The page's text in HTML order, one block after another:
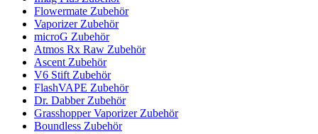
Flowermate Zubehör
Vaporizer Zubehör
microG Zubehör
Atmos Rx Raw Zubehör
Ascent Zubehör
V6 Stift Zubehör
FlashVAPE Zubehör
Dr. Dabber Zubehör
Grasshopper Vaporizer Zubehör
Boundless Zubehör